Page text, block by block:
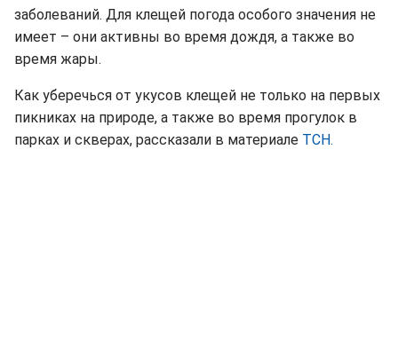
заболеваний. Для клещей погода особого значения не
имеет – они активны во время дождя, а также во
время жары.
Как уберечься от укусов клещей не только на первых
пикниках на природе, а также во время прогулок в
парках и скверах, рассказали в материале ТСН.